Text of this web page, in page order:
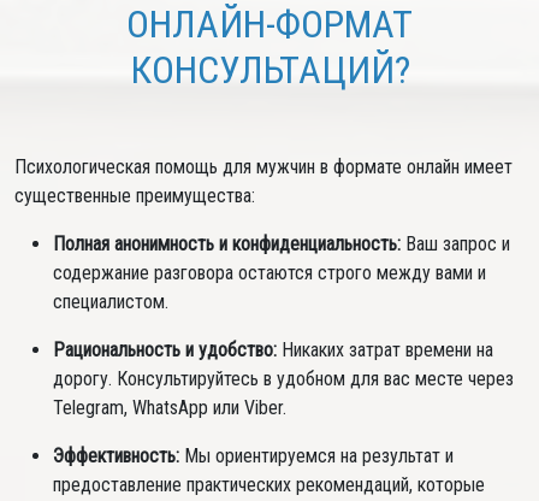
ОНЛАЙН-ФОРМАТ
КОНСУЛЬТАЦИЙ?
Психологическая помощь для мужчин в формате онлайн имеет
существенные преимущества:
Полная анонимность и конфиденциальность: Ваш запрос и
содержание разговора остаются строго между вами и
специалистом.
Рациональность и удобство: Никаких затрат времени на
дорогу. Консультируйтесь в удобном для вас месте через
Telegram, WhatsApp или Viber.
Эффективность: Мы ориентируемся на результат и
предоставление практических рекомендаций, которые